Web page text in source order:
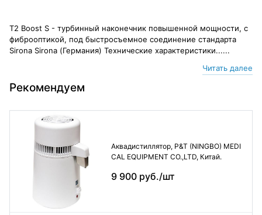
T2 Boost S - турбинный наконечник повышенной мощности, с
фиброоптикой, под быстросъемное соединение стандарта
Sirona Sirona (Германия) Технические характеристики......
Читать далее
Рекомендуем
Аквадистиллятор, P&T (NINGBO) MEDI
CAL EQUIPMENT CO.,LTD, Китай.
9 900 руб./шт